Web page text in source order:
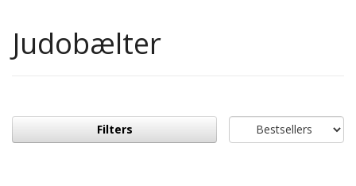
Judobælter
Filters